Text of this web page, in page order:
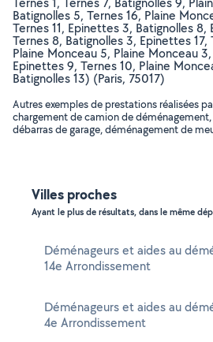
Batignolles 5, Ternes 16, Plaine
Ternes 11, Epinettes 3, Batignolles 8,
Ternes 8, Batignolles 3, Epinettes 17,
Plaine Monceau 5, Plaine Monceau
Epinettes 9, Ternes 10, Plaine
Batignolles 13) (Paris, 75017)
Autres exemples de prestations réalisées
chargement de camion de
débarras de garage, déménagement de
Villes proches
Ayant le plus de résultats, dans le même
Déménageurs et aides au
14e Arrondissement
Déménageurs et aides au
4e Arrondissement